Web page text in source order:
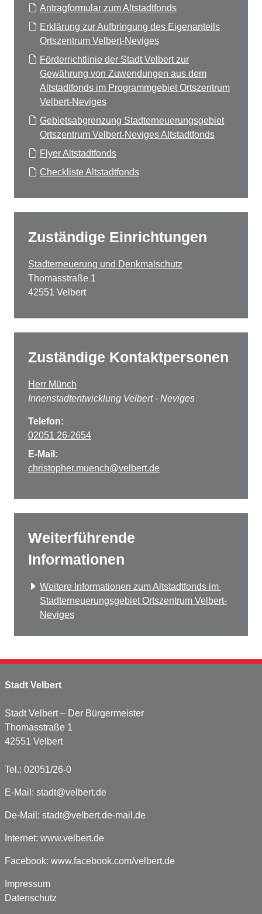
Antragformular zum Altstadtfonds
Erklärung zur Aufbringung des Eigenanteils
Ortszentrum Velbert-Neviges
Förderrichtlinie der Stadt Velbert zur
Gewährung von Zuwendungen aus dem
Altstadtfonds im Programmgebiet Ortszentrum
Velbert-Neviges
Gebietsabgrenzung Stadterneuerungsgebiet
Ortszentrum Velbert-Neviges Altstadtfonds
Flyer Altstadtfonds
Checkliste Altstadtfonds
Zuständige Einrichtungen
Stadterneuerung und Denkmalschutz
Thomasstraße 1
42551 Velbert
Zuständige Kontaktpersonen
Herr Münch
Innenstadtentwicklung Velbert - Neviges
Telefon:
02051 26-2654
E-Mail:
christopher.muench@velbert.de
Weiterführende
Informationen
Weitere Informationen zum Altstadtfonds im
Stadterneuerungsgebiet Ortszentrum Velbert-
Neviges
Stadt Velbert
Stadt Velbert – Der Bürgermeister
Thomasstraße 1
42551 Velbert
Tel.: 02051/26-0
E-Mail: stadt@velbert.de
De-Mail: stadt@velbert.de-mail.de
Internet: www.velbert.de
Facebook: www.facebook.com/velbert.de
Impressum
Datenschutz